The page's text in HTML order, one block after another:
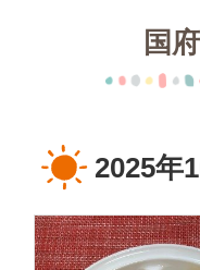
国
2025年